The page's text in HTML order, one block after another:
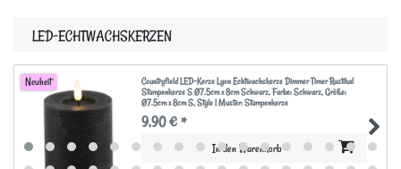
LED-ECHTWACHSKERZEN
Neuheit
Countryfield LED-Kerze Lyon Echtwachskerze Dimmer Timer Rustikal
Stumpenkerze S Ø7.5cm x 8cm Schwarz, Farbe: Schwarz, Größe:
Ø7.5cm x 8cm S, Style | Muster: Stumpenkerze
9,90 € *
In den Warenkorb